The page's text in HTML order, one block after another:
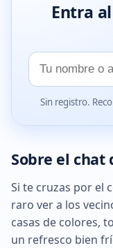
Entra
Tu
nombre
Sin registro.
Sobre el chat
Si te cruzas por el
raro ver a los
casas de colores,
un refresco bien